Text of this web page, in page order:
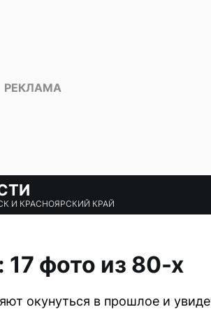
И КРАСНОЯРСКИЙ КРАЙ
17 фото из 80-х
окунуться в прошлое и